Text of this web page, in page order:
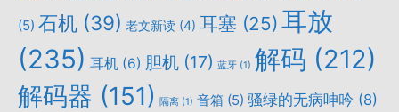
(5) 石机 (39) 老文新读 (4) 耳塞 (25) 耳放
(235) 耳机 (6) 胆机 (17) 蓝牙 (1) 解码 (212)
解码器 (151) 隔离 (1) 音箱 (5) 骚绿的无病呻吟 (8)